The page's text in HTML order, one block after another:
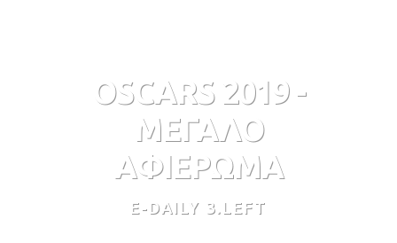
OSCARS 2019 -
ΜΕΓΑΛΟ
ΑΦΙΕΡΩΜΑ
E-DAILY 3.LEFT